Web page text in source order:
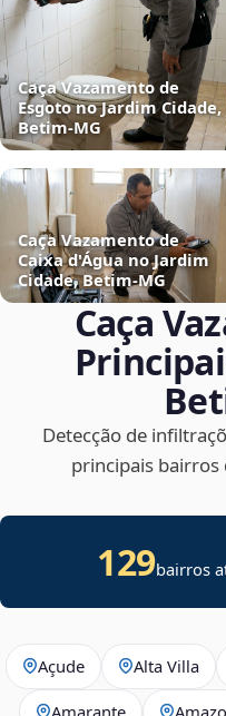
Caça Vazamento de
Esgoto no Jardim Cidade,
Betim‑MG
Caça Vazamento de
Caixa d'Água no Jardim
Cidade, Betim‑MG
Caça
Detecção de
principais bairros
129bairros
Açude Alta Villa
Amarante